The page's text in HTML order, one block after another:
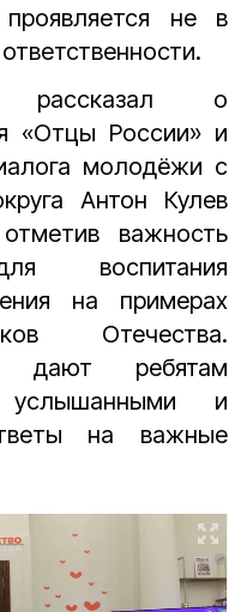
не в
рассказал о
«Отцы России» и
молодёжи с
Антон Кулев
важность
воспитания
на примерах
Отечества.
дают ребятам
и
на важные